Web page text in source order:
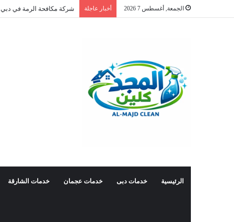
الجمعة, أغسطس 7 2026 أخبار عاجلة شركة مكافحة الرمة في دبي
الرئيسية خدمات دبى خدمات عجمان خدمات الشارقة